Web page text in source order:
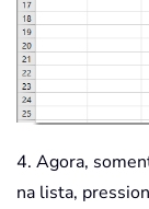
4. Agora,
na lista,